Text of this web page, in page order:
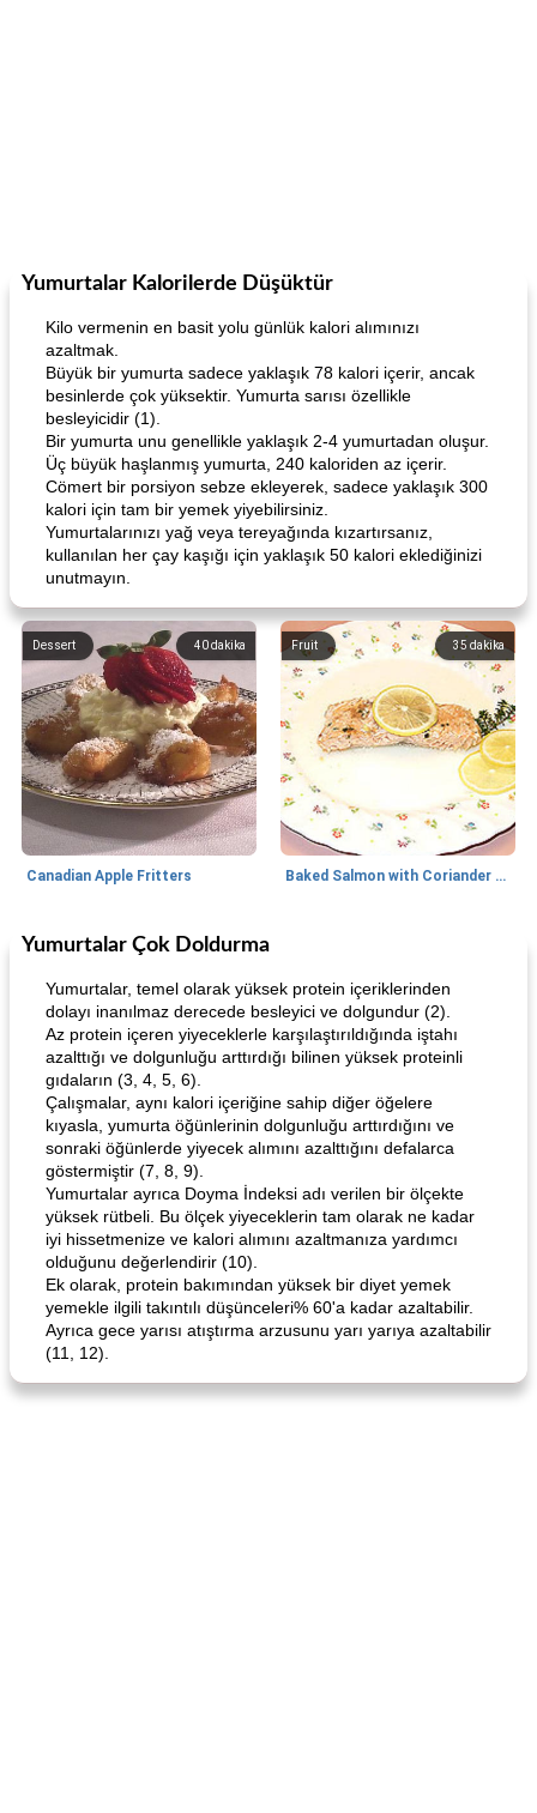
Yumurtalar Kalorilerde Düşüktür
Kilo vermenin en basit yolu günlük kalori alımınızı
azaltmak.
Büyük bir yumurta sadece yaklaşık 78 kalori içerir, ancak
besinlerde çok yüksektir. Yumurta sarısı özellikle
besleyicidir (1).
Bir yumurta unu genellikle yaklaşık 2-4 yumurtadan oluşur.
Üç büyük haşlanmış yumurta, 240 kaloriden az içerir.
Cömert bir porsiyon sebze ekleyerek, sadece yaklaşık 300
kalori için tam bir yemek yiyebilirsiniz.
Yumurtalarınızı yağ veya tereyağında kızartırsanız,
kullanılan her çay kaşığı için yaklaşık 50 kalori eklediğinizi
unutmayın.
40dakika
Dessert
Canadian Apple Fritters
35 dakika
Fruit
Baked Salmon with Coriander and Thyme
65 dakika
Boneless Chicken Recipes
Curry Chicken Dinner
Yumurtalar Çok Doldurma
Yumurtalar, temel olarak yüksek protein içeriklerinden
dolayı inanılmaz derecede besleyici ve dolgundur (2).
Az protein içeren yiyeceklerle karşılaştırıldığında iştahı
azalttığı ve dolgunluğu arttırdığı bilinen yüksek proteinli
gıdaların (3, 4, 5, 6).
Çalışmalar, aynı kalori içeriğine sahip diğer öğelere
kıyasla, yumurta öğünlerinin dolgunluğu arttırdığını ve
sonraki öğünlerde yiyecek alımını azalttığını defalarca
göstermiştir (7, 8, 9).
Yumurtalar ayrıca Doyma İndeksi adı verilen bir ölçekte
yüksek rütbeli. Bu ölçek yiyeceklerin tam olarak ne kadar
iyi hissetmenize ve kalori alımını azaltmanıza yardımcı
olduğunu değerlendirir (10).
Ek olarak, protein bakımından yüksek bir diyet yemek
yemekle ilgili takıntılı düşünceleri% 60'a kadar azaltabilir.
Ayrıca gece yarısı atıştırma arzusunu yarı yarıya azaltabilir
(11, 12).